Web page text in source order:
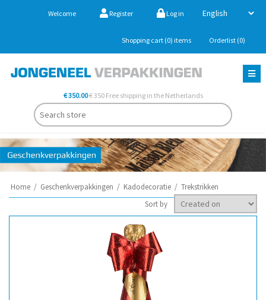
Welcome Register Log in
Shopping cart (0) items Orderlist (0)
€ 350.00€ 350 Free shipping in the Netherlands
Home / Geschenkverpakkingen / Kadodecoratie / Trekstrikken
Sort by